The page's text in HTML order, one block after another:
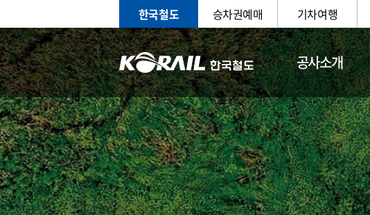
한국철도 승차권예매 기차여행
공사소개
홍보 문화사업